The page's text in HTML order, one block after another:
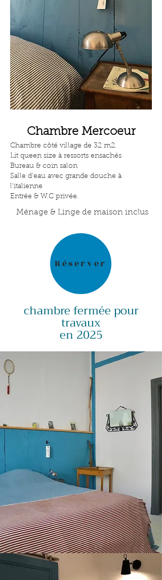
Chambre Mercoeur
Chambre côté village de 32 m2.
Lit queen size à ressorts ensachés
Bureau & coin salon
Salle d'eau avec grande douche à
l'italienne
Entrée & W.C privée.
Ménage & Linge de maison inclus
Réserver
chambre fermée pour
travaux
en 2025